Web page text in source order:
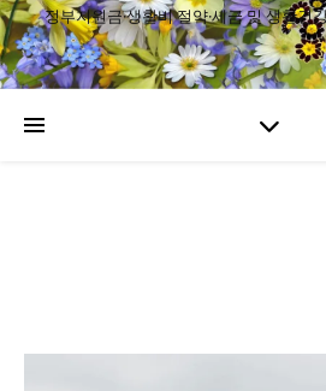
정부지원금·생활비 절약·세금 및 생활건